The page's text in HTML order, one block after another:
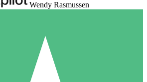
Wendy Rasmussen